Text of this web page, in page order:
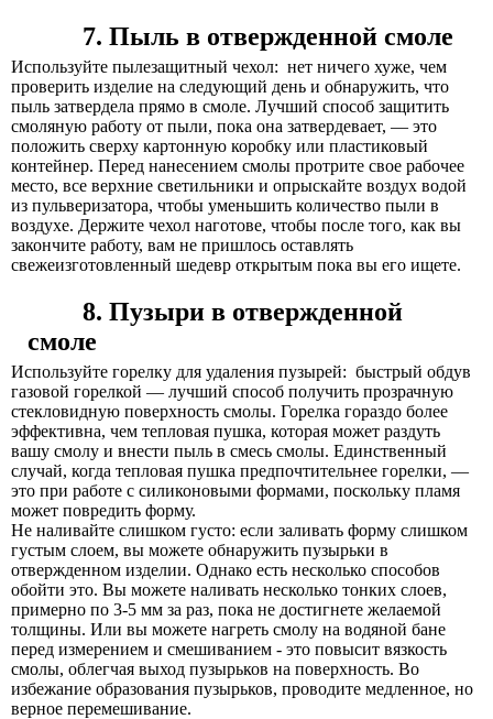
7. Пыль в отвержденной смоле
Используйте пылезащитный чехол: нет ничего хуже, чем
проверить изделие на следующий день и обнаружить, что
пыль затвердела прямо в смоле. Лучший способ защитить
смоляную работу от пыли, пока она затвердевает, — это
положить сверху картонную коробку или пластиковый
контейнер. Перед нанесением смолы протрите свое рабочее
место, все верхние светильники и опрыскайте воздух водой
из пульверизатора, чтобы уменьшить количество пыли в
воздухе. Держите чехол наготове, чтобы после того, как вы
закончите работу, вам не пришлось оставлять
свежеизготовленный шедевр открытым пока вы его ищете.
8. Пузыри в отвержденной
смоле
Используйте горелку для удаления пузырей: быстрый обдув
газовой горелкой — лучший способ получить прозрачную
стекловидную поверхность смолы. Горелка гораздо более
эффективна, чем тепловая пушка, которая может раздуть
вашу смолу и внести пыль в смесь смолы. Единственный
случай, когда тепловая пушка предпочтительнее горелки, —
это при работе с силиконовыми формами, поскольку пламя
может повредить форму.
Не наливайте слишком густо: если заливать форму слишком
густым слоем, вы можете обнаружить пузырьки в
отвержденном изделии. Однако есть несколько способов
обойти это. Вы можете наливать несколько тонких слоев,
примерно по 3-5 мм за раз, пока не достигнете желаемой
толщины. Или вы можете нагреть смолу на водяной бане
перед измерением и смешиванием - это повысит вязкость
смолы, облегчая выход пузырьков на поверхность. Во
избежание образования пузырьков, проводите медленное, но
верное перемешивание.